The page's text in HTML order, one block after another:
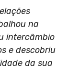
na
intercâmbio
e descobriu
da sua